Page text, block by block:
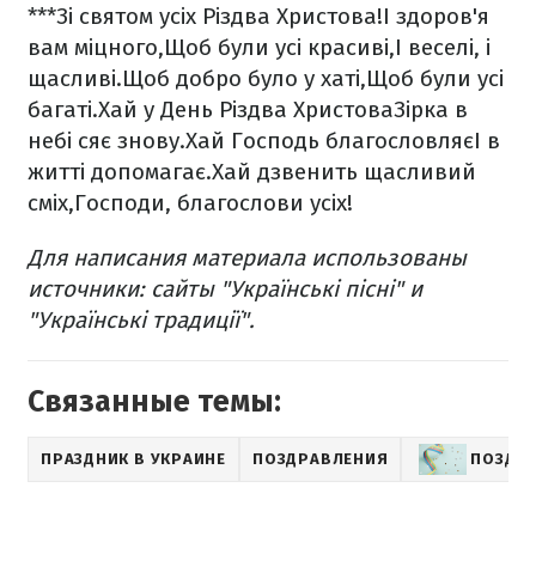
***Зі святом усіх Різдва Христова!І здоров'я
вам міцного,Щоб були усі красиві,І веселі, і
щасливі.Щоб добро було у хаті,Щоб були усі
багаті.Хай у День Різдва ХристоваЗірка в
небі сяє знову.Хай Господь благословляєІ в
житті допомагає.Хай дзвенить щасливий
сміх,Господи, благослови усіх!
Для написания материала использованы
источники: сайты "Українські пісні" и
"Українські традиції".​​
Связанные темы:
ПРАЗДНИК В УКРАИНЕ ПОЗДРАВЛЕНИЯ